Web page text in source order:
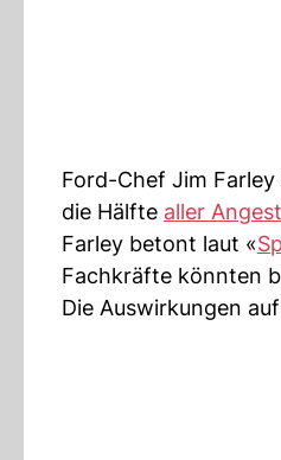
Ford-Chef Jim
die Hälfte aller
Farley betont laut «
Fachkräfte könnten
Die Auswirkungen